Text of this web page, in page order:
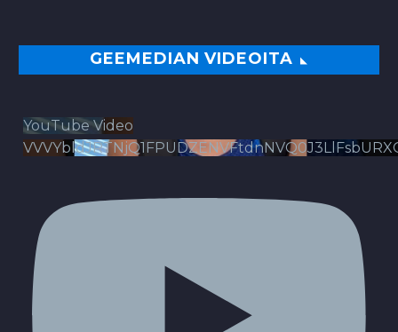
GEEMEDIAN VIDEOITA
YouTube Video